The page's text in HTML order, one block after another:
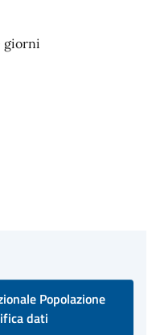
giorni
Popolazione
dati